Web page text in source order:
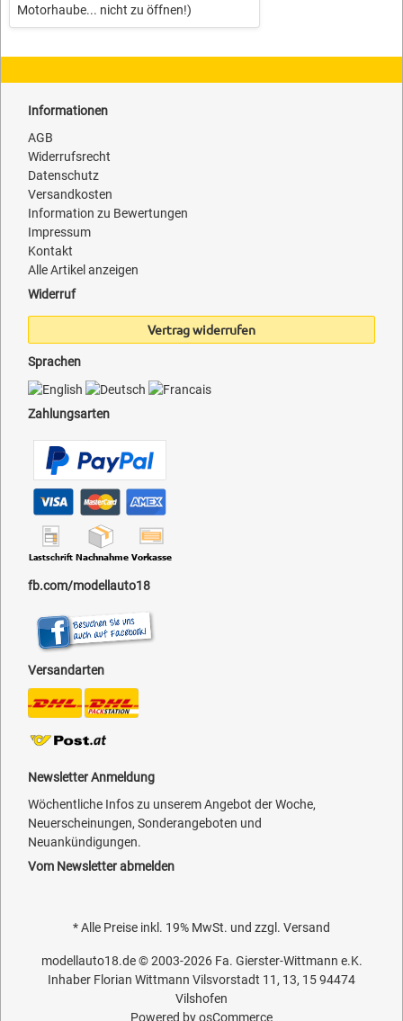
Motorhaube... nicht zu öffnen!)
Informationen
AGB
Widerrufsrecht
Datenschutz
Versandkosten
Information zu Bewertungen
Impressum
Kontakt
Alle Artikel anzeigen
Widerruf
Vertrag widerrufen
Sprachen
Zahlungsarten
fb.com/modellauto18
Versandarten
Newsletter Anmeldung
Wöchentliche Infos zu unserem Angebot der Woche,
Neuerscheinungen, Sonderangeboten und
Neuankündigungen.
Vom Newsletter abmelden
* Alle Preise inkl. 19% MwSt. und zzgl. Versand
modellauto18.de© 2003-2026 Fa. Gierster-Wittmann e.K.
Inhaber Florian Wittmann Vilsvorstadt 11, 13, 15 94474
Vilshofen
Powered byosCommerce